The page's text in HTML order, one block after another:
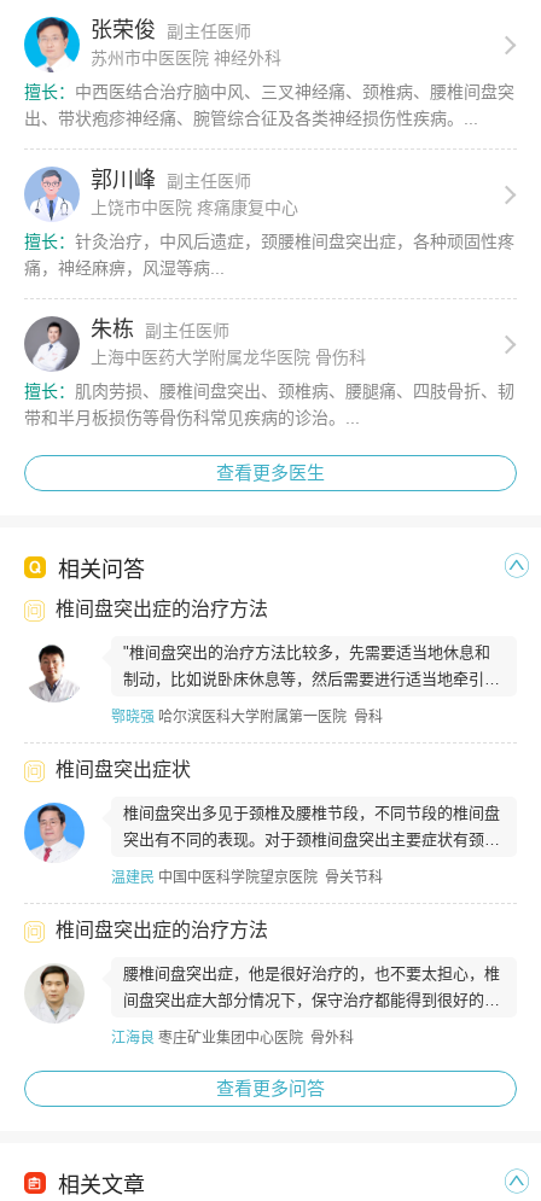
张荣俊
副主任医师
苏州市中医医院 神经外科
擅长： 中西医结合治疗脑中风、三叉神经痛、颈椎病、腰椎间盘突
出、带状疱疹神经痛、腕管综合征及各类神经损伤性疾病。...
郭川峰
副主任医师
上饶市中医院 疼痛康复中心
擅长： 针灸治疗，中风后遗症，颈腰椎间盘突出症，各种顽固性疼
痛，神经麻痹，风湿等病...
朱栋
副主任医师
上海中医药大学附属龙华医院 骨伤科
擅长： 肌肉劳损、腰椎间盘突出、颈椎病、腰腿痛、四肢骨折、韧
带和半月板损伤等骨伤科常见疾病的诊治。...
查看更多医生
相关问答
椎间盘突出症的治疗方法
"椎间盘突出的治疗方法比较多，先需要适当地休息和
制动，比如说卧床休息等，然后需要进行适当地牵引，
牵引有利于恢复椎间高度，这样有利于突...
鄂晓强 哈尔滨医科大学附属第一医院 骨科
椎间盘突出症状
椎间盘突出多见于颈椎及腰椎节段，不同节段的椎间盘
突出有不同的表现。对于颈椎间盘突出主要症状有颈部
疼痛、僵硬、上肢麻木无力、头晕或者视...
温建民 中国中医科学院望京医院 骨关节科
椎间盘突出症的治疗方法
腰椎间盘突出症，他是很好治疗的，也不要太担心，椎
间盘突出症大部分情况下，保守治疗都能得到很好的缓
解，大约占80%左右。主要的就是注意...
江海良 枣庄矿业集团中心医院 骨外科
查看更多问答
相关文章